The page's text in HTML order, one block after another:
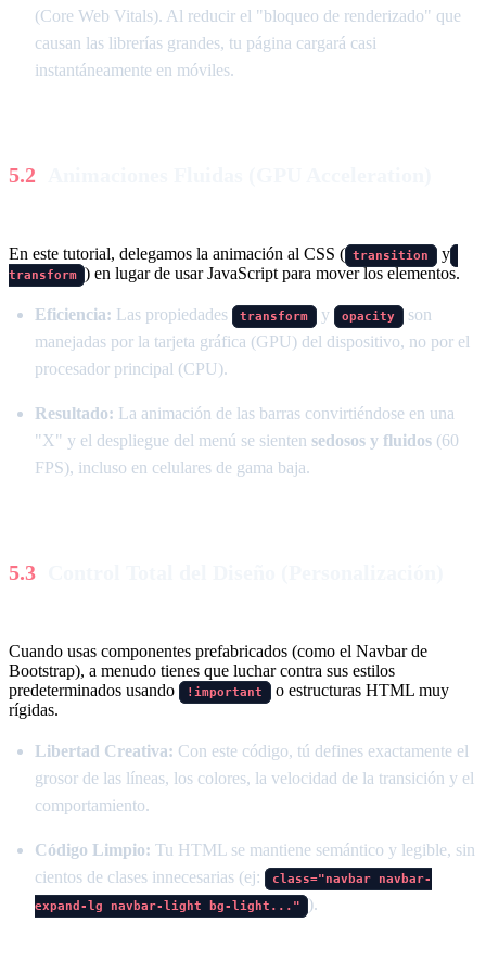
(Core Web Vitals). Al reducir el "bloqueo de renderizado" que
causan las librerías grandes, tu página cargará casi
instantáneamente en móviles.
En este tutorial, delegamos la animación al CSS ( transition y
transform ) en lugar de usar JavaScript para mover los elementos.
Eficiencia: Las propiedades transform y opacity son
manejadas por la tarjeta gráfica (GPU) del dispositivo, no por el
procesador principal (CPU).
Resultado: La animación de las barras convirtiéndose en una
"X" y el despliegue del menú se sienten sedosos y fluidos (60
FPS), incluso en celulares de gama baja.
Cuando usas componentes prefabricados (como el Navbar de
Bootstrap), a menudo tienes que luchar contra sus estilos
predeterminados usando
!important
o estructuras HTML muy
rígidas.
Libertad Creativa: Con este código, tú defines exactamente el
grosor de las líneas, los colores, la velocidad de la transición y el
comportamiento.
Código Limpio: Tu HTML se mantiene semántico y legible, sin
cientos de clases innecesarias (ej:
class="navbar navbar-
expand-lg navbar-light bg-light..."
).